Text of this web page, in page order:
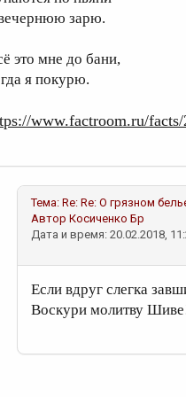
зарю.
это мне до бани,
я покурю.
www.factroom.ru/facts/
Тема: Re: Re: О грязном
Автор Косиченко Бр
Дата и время: 20.02.2018,
Если вдруг слегка
Воскури молитву